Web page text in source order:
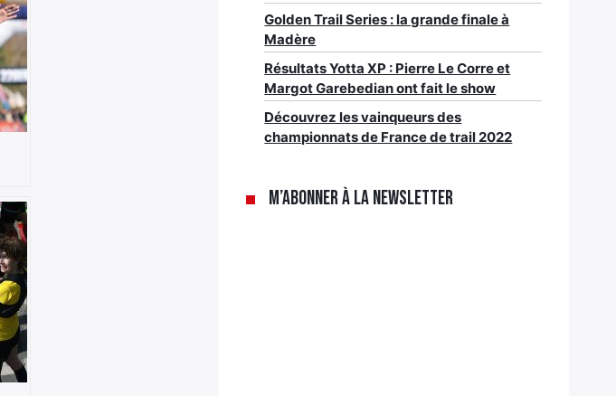
Golden Trail Series : la grande finale à
Madère
Résultats Yotta XP : Pierre Le Corre et
Margot Garebedian ont fait le show
Découvrez les vainqueurs des
championnats de France de trail 2022
M’abonner à la newsletter